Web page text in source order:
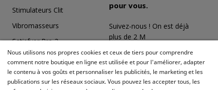
Stimulateurs Clit
Vibromasseurs
Satisfyer Pro 2
Coffrets Érotiques
Masturbateurs
Meilleures ventes
pour vous.
Suivez-nous ! On est déjà
plus de 2 M
Nous utilisons nos propres cookies et ceux de tiers pour comprendre
comment notre boutique en ligne est utilisée et pour l'améliorer, adapter
le contenu à vos goûts et personnaliser les publicités, le marketing et les
publications sur les réseaux sociaux. Vous pouvez les accepter tous, les